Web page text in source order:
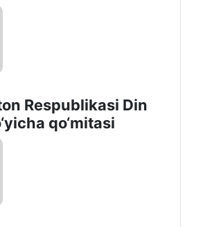
Respublikаsi Din
qo‘mitаsi